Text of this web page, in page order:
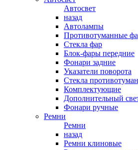
Автосвет
назад
Автолампы
Противотуманные
Стекла фар
Блок-фары передние
Фонари задние
Указатели поворота
Стекла
Комплектующие
Дополнительный
Фонари ручные
Ремни
Ремни
назад
Ремни клиновые